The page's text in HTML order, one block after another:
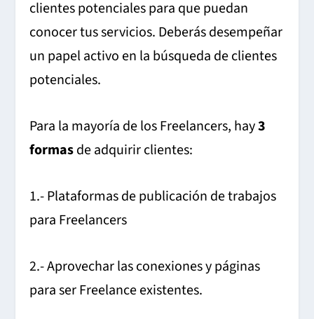
clientes potenciales para que puedan
conocer tus servicios. Deberás desempeñar
un papel activo en la búsqueda de clientes
potenciales.
Para la mayoría de los Freelancers, hay3
formasde adquirir clientes:
1.- Plataformas de publicación de trabajos
para Freelancers
2.- Aprovechar las conexiones y páginas
para ser Freelance existentes.